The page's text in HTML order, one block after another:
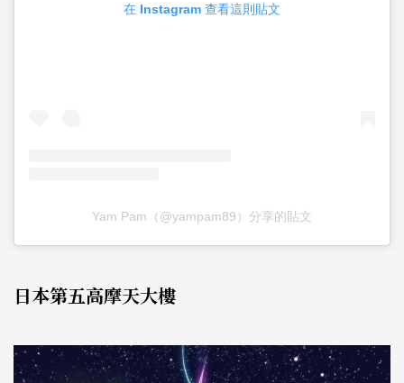
在 Instagram 查看這則貼文
Yam Pam（@yampam89）分享的貼文
日本第五高摩天大樓